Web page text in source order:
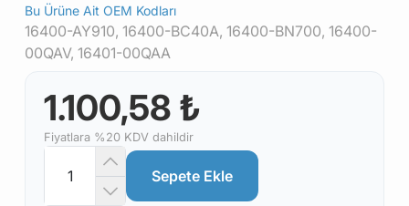
Bu Ürüne Ait OEM Kodları
16400-AY910, 16400-BC40A, 16400-BN700, 16400-
00QAV, 16401-00QAA
1.100,58 ₺
Fiyatlara %20 KDV dahildir
Sepete Ekle